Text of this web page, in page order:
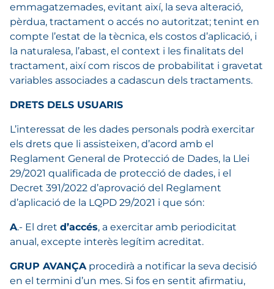
emmagatzemades, evitant així, la seva alteració,
pèrdua, tractament o accés no autoritzat; tenint en
compte l’estat de la tècnica, els costos d’aplicació, i
la naturalesa, l’abast, el context i les finalitats del
tractament, així com riscos de probabilitat i gravetat
variables associades a cadascun dels tractaments.
DRETS DELS USUARIS
L’interessat de les dades personals podrà exercitar
els drets que li assisteixen, d’acord amb el
Reglament General de Protecció de Dades, la Llei
29/2021 qualificada de protecció de dades, i el
Decret 391/2022 d’aprovació del Reglament
d’aplicació de la LQPD 29/2021 i que són:
A.- El dret d’accés, a exercitar amb periodicitat
anual, excepte interès legítim acreditat.
GRUP AVANÇAprocedirà a notificar la seva decisió
en el termini d’un mes. Si fos en sentit afirmatiu,